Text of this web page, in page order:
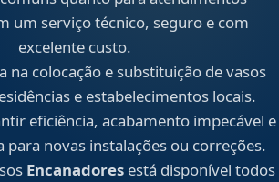
um serviço técnico, seguro e com
excelente custo.
na colocação e substituição de vasos
e estabelecimentos locais.
eficiência, acabamento impecável e
para novas instalações ou correções.
Encanadoresestá disponível todos